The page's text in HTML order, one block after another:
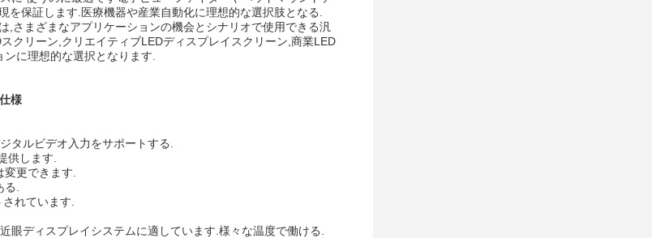
保証します.医療機器や産業自動化に理想的な選択肢となる.
さまざまなアプリケーションの機会とシナリオで使用できる汎
クリーン,クリエイティブLEDディスプレイスクリーン,商業LED
に理想的な選択となります.
様
タルビデオ入力をサポートする.
供します.
更できます.
.
れています.
ディスプレイシステムに適しています.様々な温度で働ける.